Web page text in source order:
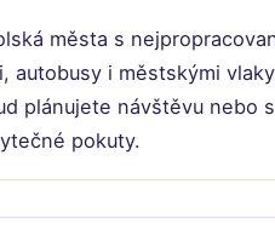
města s
autobusy i městskými
plánujete návštěvu
pokuty.